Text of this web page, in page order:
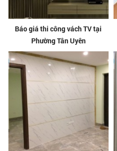
Báo giá thi công vách TV tại
Phường Tân Uyên